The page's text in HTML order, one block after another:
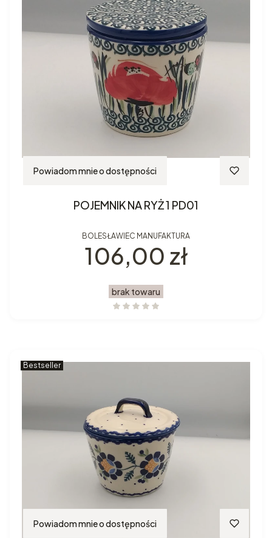
Powiadom mnie o dostępności
POJEMNIK NA RYŻ 1 PD01
BOLESŁAWIEC MANUFAKTURA
Cena
106,00 zł
brak towaru
Bestseller
Powiadom mnie o dostępności